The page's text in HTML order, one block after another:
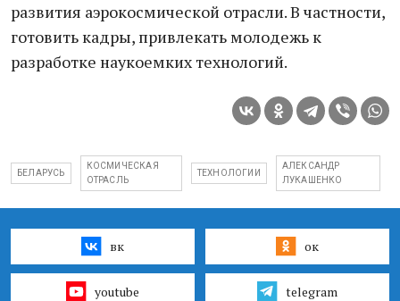
развития аэрокосмической отрасли. В частности,
готовить кадры, привлекать молодежь к
разработке наукоемких технологий.
БЕЛАРУСЬ
КОСМИЧЕСКАЯ
ОТРАСЛЬ
ТЕХНОЛОГИИ
АЛЕКСАНДР
ЛУКАШЕНКО
вк ок
youtube telegram